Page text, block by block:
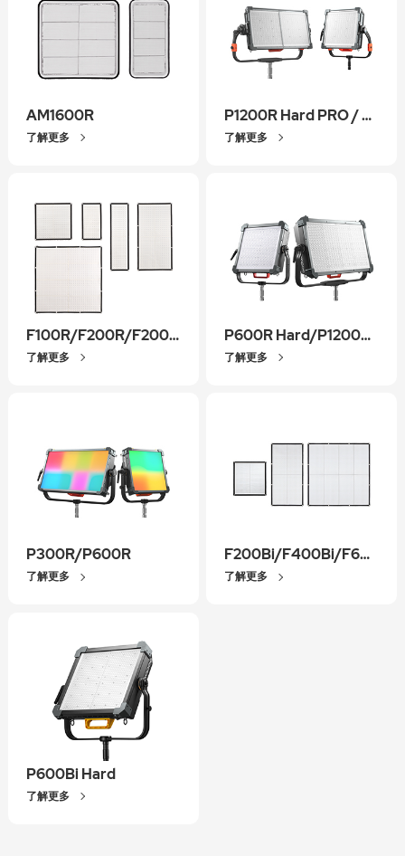
AM1600R
了解更多
P1200R Hard PRO / P600R Hard PRO
了解更多
F100R/F200R/F200SR/F400R/F800R
了解更多
P600R Hard/P1200R Hard
了解更多
P300R/P600R
了解更多
F200Bi/F400Bi/F600Bi
了解更多
P600Bi Hard
了解更多